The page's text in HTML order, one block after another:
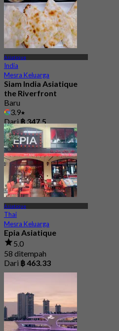
Asiatique
India
Mesra Keluarga
Siam India Asiatique
the Riverfront
Baru
3.9
Dari฿ 347.5
Asiatique
Thai
Mesra Keluarga
Epia Asiatique
5.0
58 ditempah
Dari ฿ 463.33